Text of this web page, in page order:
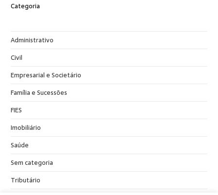
Categoria
Administrativo
Civil
Empresarial e Societário
Família e Sucessões
FIES
Imobiliário
Saúde
Sem categoria
Tributário